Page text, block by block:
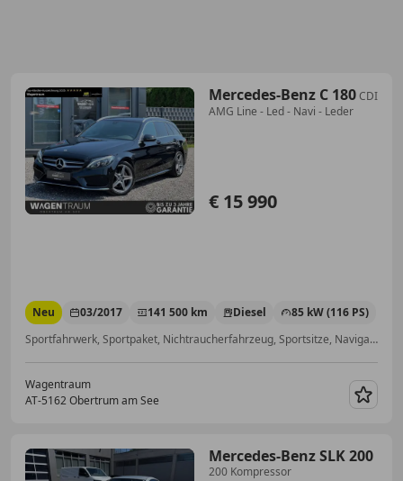
Mercedes-Benz C 180CDI
AMG Line - Led - Navi - Leder
€ 15 990
Neu 03/2017 141 500 km Diesel
85 kW (116 PS)
Sportfahrwerk, Sportpaket, Nichtraucherfahrzeug, Sportsitze, Navigationssystem, Sommerreifen, Sitzheizung, Ambientebeleuchtung
Wagentraum
AT-5162 Obertrum am See
Mercedes-Benz SLK 200
200 Kompressor